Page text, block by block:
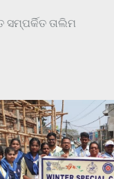
ସମ୍ପର୍କିତ ତାଲିମ